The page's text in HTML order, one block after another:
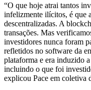
“O que hoje atrai tantos
infelizmente ilícitos, é que
descentralizadas. A
transações. Mas
investidores nunca foram
refletidos no software da
plataforma e era induzido
incluindo o que foi
explicou Pace em coletiva